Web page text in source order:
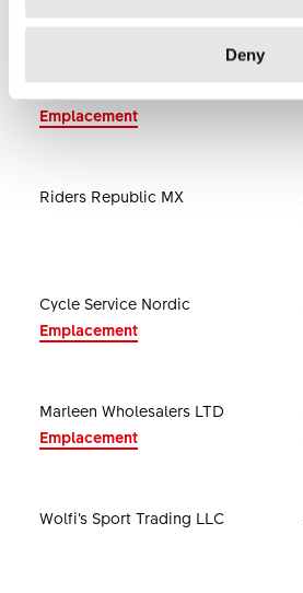
Deny
Cialtia S.A. de C.V.
Emplacement
Riders Republic MX
Cycle Service Nordic
Emplacement
Marleen Wholesalers LTD
Emplacement
Wolfi’s Sport Trading LLC